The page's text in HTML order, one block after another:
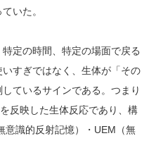
いた。
定の時間、特定の場面で戻る
すぎではなく、生体が「その
ているサインである。つまり
反映した生体反応であり、構
意識的反射記憶）・UEM（無